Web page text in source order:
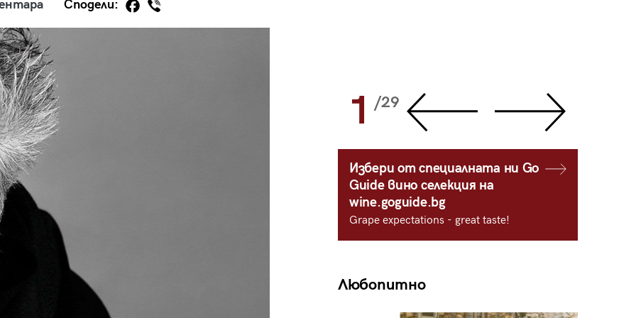
Сподели:
1 /29
Избери от специалната ни Go
Guide вино селекция на
wine.goguide.bg
Grape expectations - great taste!
Любопитно